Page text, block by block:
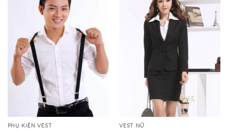
PHỤ KIỆN VEST VEST NỮ